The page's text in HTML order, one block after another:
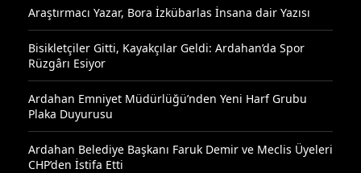
Araştırmacı Yazar, Bora İzkübarlas İnsana dair Yazısı
Bisikletçiler Gitti, Kayakçılar Geldi: Ardahan’da Spor
Rüzgârı Esiyor
Ardahan Emniyet Müdürlüğü’nden Yeni Harf Grubu
Plaka Duyurusu
Ardahan Belediye Başkanı Faruk Demir ve Meclis Üyeleri
CHP’den İstifa Etti